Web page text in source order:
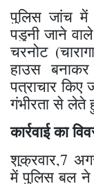
​पुलिस जांच में
पडुनी जाने
चरनोट
हाउस
पत्राचार किए
गंभीरता से
​कार्रवाई का
शुक्रवार,​7
में पुलिस बल ने